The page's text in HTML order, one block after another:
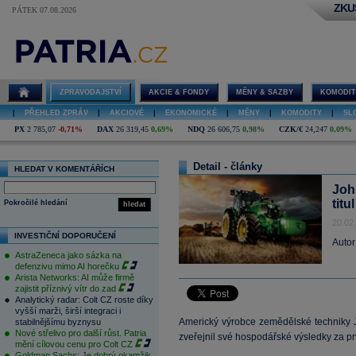
PÁTEK 07.08.2026
ZPRAVODAJSTVÍ AKCIE & FONDY MĚNY & SAZBY
PŘEHLED ZPRÁV AKCIOVÉ EKONOMICKÉ MĚNY KOMODITY
PX 2 785,07 -0,71% DAX 26 319,45 0,69% NDQ 26 606,75 0,98% CZK/€ 24,247 0,09%
HLEDAT V KOMENTÁŘÍCH
hledat
Pokročilé hledání
INVESTIČNÍ DOPORUČENÍ
AstraZeneca jako sázka na
defenzivu mimo AI horečku
Arista Networks: AI může firmě
zajistit příznivý vítr do zad
Analytický radar: Colt CZ roste díky
vyšší marži, širší integraci i
stabilnějšímu byznysu
Nové střelivo pro další růst. Patria
mění cílovou cenu pro Colt CZ
Detail - články
titul
Americký výrobce zemědělské
zveřejnil své hospodářské výsledky za